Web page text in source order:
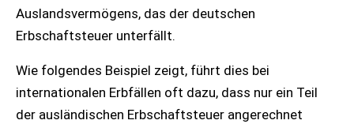
Auslandsvermögens, das der deutschen
Erbschaftsteuer unterfällt.
Wie folgendes Beispiel zeigt, führt dies bei
internationalen Erbfällen oft dazu, dass nur ein Teil
der ausländischen Erbschaftsteuer angerechnet